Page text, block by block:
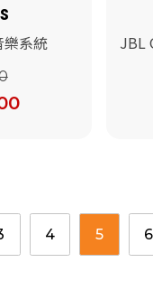
系統
JBL
4 5 6